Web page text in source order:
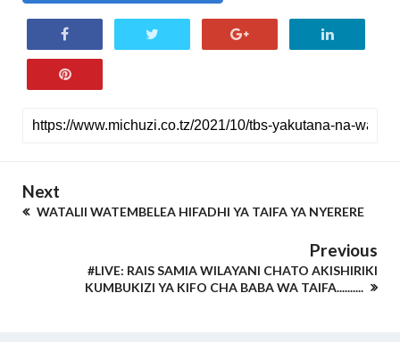
Next
WATALII WATEMBELEA HIFADHI YA TAIFA YA NYERERE
Previous
#LIVE: RAIS SAMIA WILAYANI CHATO AKISHIRIKI
KUMBUKIZI YA KIFO CHA BABA WA TAIFA..........